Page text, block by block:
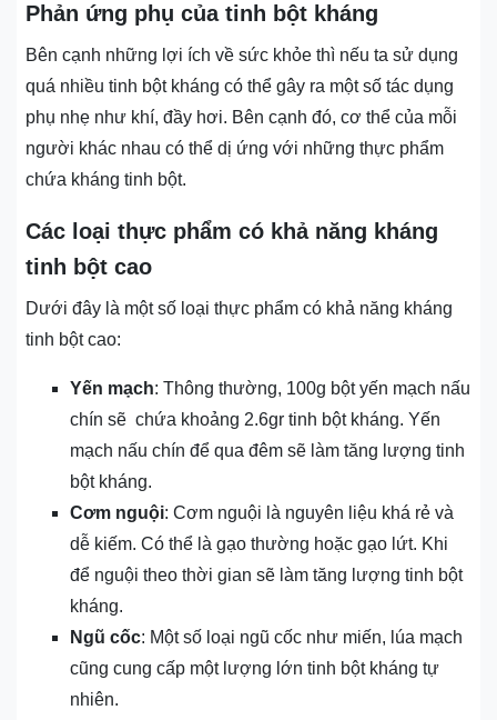
Phản ứng phụ của tinh bột kháng
Bên cạnh những lợi ích về sức khỏe thì nếu ta sử dụng
quá nhiều tinh bột kháng có thể gây ra một số tác dụng
phụ nhẹ như khí, đầy hơi. Bên cạnh đó, cơ thể của mỗi
người khác nhau có thể dị ứng với những thực phẩm
chứa kháng tinh bột.
Các loại thực phẩm có khả năng kháng
tinh bột cao
Dưới đây là một số loại thực phẩm có khả năng kháng
tinh bột cao:
Yến mạch: Thông thường, 100g bột yến mạch nấu
chín sẽ chứa khoảng 2.6gr tinh bột kháng. Yến
mạch nấu chín để qua đêm sẽ làm tăng lượng tinh
bột kháng.
Cơm nguội: Cơm nguội là nguyên liệu khá rẻ và
dễ kiếm. Có thể là gạo thường hoặc gạo lứt. Khi
để nguội theo thời gian sẽ làm tăng lượng tinh bột
kháng.
Ngũ cốc: Một số loại ngũ cốc như miến, lúa mạch
cũng cung cấp một lượng lớn tinh bột kháng tự
nhiên.